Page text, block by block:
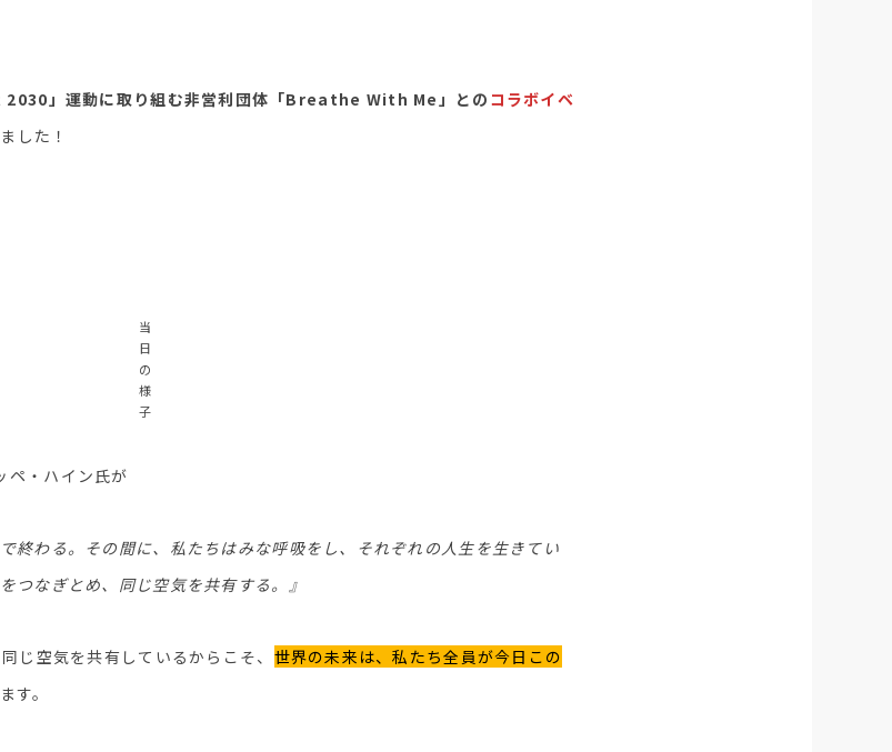
」運動に取り組む非営利団体「Breathe With Me」との コラボイベ
した！
当
日
の
様
子
・ハイン氏が
終わる。その間に、私たちはみな呼吸をし、それぞれの人生を生きてい
つなぎとめ、同じ空気を共有する。』
じ空気を共有しているからこそ、 世界の未来は、私たち全員が今日この
す。